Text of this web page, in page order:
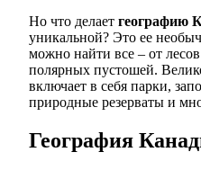
Но что делает географию
уникальной? Это ее
можно найти все – от
полярных пустошей.
включает в себя парки,
природные резерваты и
География